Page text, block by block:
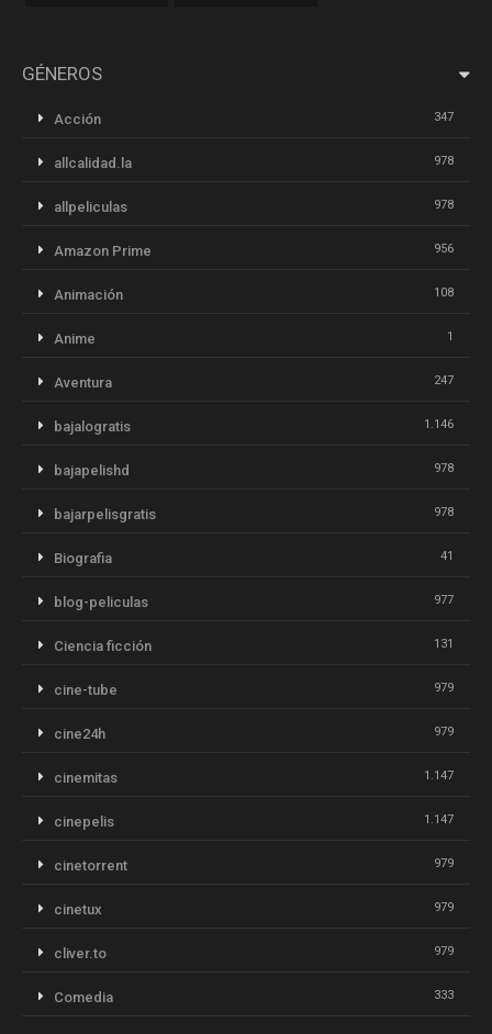
GÉNEROS
Acción 347
allcalidad.la 978
allpeliculas 978
Amazon Prime 956
Animación 108
Anime 1
Aventura 247
bajalogratis 1.146
bajapelishd 978
bajarpelisgratis 978
Biografia 41
blog-peliculas 977
Ciencia ficción 131
cine-tube 979
cine24h 979
cinemitas 1.147
cinepelis 1.147
cinetorrent 979
cinetux 979
cliver.to 979
Comedia 333